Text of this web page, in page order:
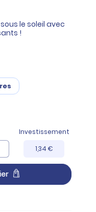
le soleil avec
!
Investissement
1,34 €